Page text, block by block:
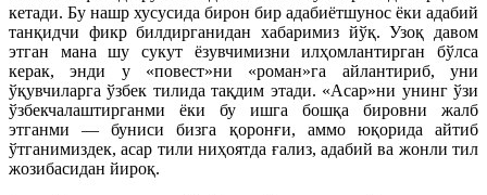
кетади. Бу нашр хусусида бирон бир адабиётшунос ёки адабий
танқидчи фикр билдирганидан хабаримиз йўқ. Узоқ давом
этган мана шу сукут ёзувчимизни илҳомлантирган бўлса
керак, энди у «повест»ни «роман»га айлантириб, уни
ўқувчиларга ўзбек тилида тақдим этади. «Асар»ни унинг ўзи
ўзбекчалаштирганми ёки бу ишга бошқа бировни жалб
этганми — буниси бизга қоронғи, аммо юқорида айтиб
ўтганимиздек, асар тили ниҳоятда ғализ, адабий ва жонли тил
жозибасидан йироқ.